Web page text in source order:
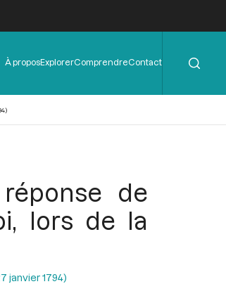
Menu
de
À proposExplorerComprendreContact
de
lors de la
janvier 1794)